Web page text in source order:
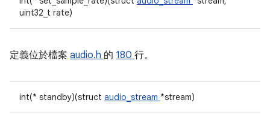
uint32_t rate)
定義位於檔案 audio.h 的 180 行。
int(* standby)(struct audio_stream *stream)